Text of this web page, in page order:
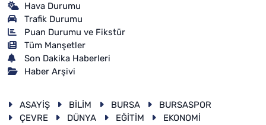
Hava Durumu
Trafik Durumu
Puan Durumu ve Fikstür
Tüm Manşetler
Son Dakika Haberleri
Haber Arşivi
ASAYİŞ BİLİM BURSA
BURSASPOR
ÇEVRE
DÜNYA EĞİTİM
EKONOMİ